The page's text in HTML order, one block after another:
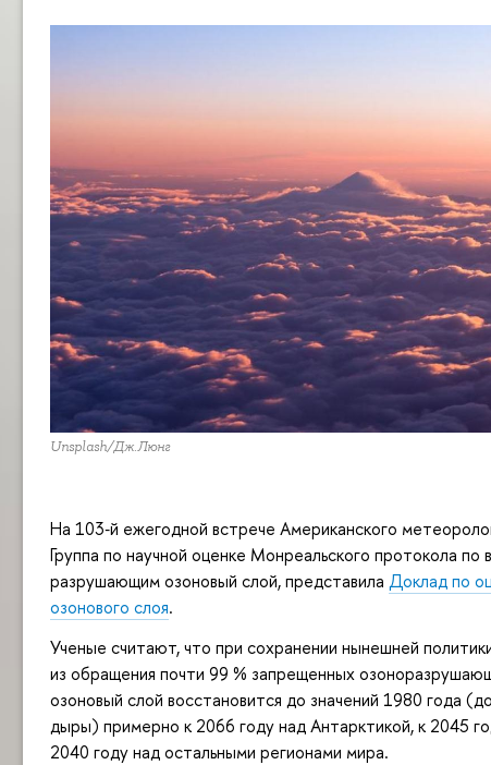
Unsplash/Дж.Люнг
На 103‑й ежегодной встрече Американского
Группа по научной оценке Монреальского протокола по
разрушающим озоновый слой, представила Доклад по
озонового слоя.
Ученые считают, что при сохранении нынешней
из обращения почти 99 % запрещенных
озоновый слой восстановится до значений 1980 года
дыры) примерно к 2066 году над Антарктикой, к 2045
2040 году над остальными регионами мира.